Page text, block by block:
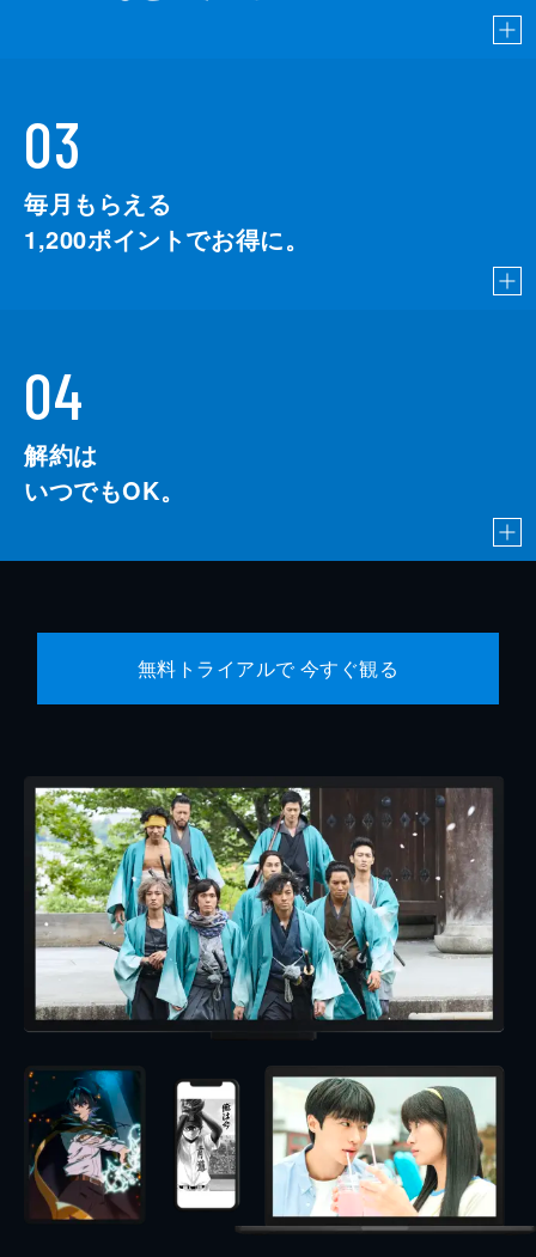
03
毎月もらえる
1,200ポイントでお得に。
04
解約は
いつでもOK。
無料トライアルで 今すぐ観る